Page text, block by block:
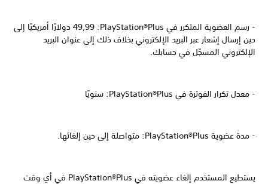
- رسم العضوية المتكرر في PlayStation®Plus:‏ 49,99 دولارًا أمريكيًا إلى
حين إرسال إشعار عبر البريد الإلكتروني بخلاف ذلك إلى عنوان البريد
الإلكتروني المسجّل في حسابك.
- معدل تكرار الفوترة في PlayStation®Plus: سنويًا
- مدة عضوية PlayStation®Plus: متواصلة إلى حين إلغائها.
يستطيع المستخدم إلغاء عضويته في PlayStation®Plus في أي وقت